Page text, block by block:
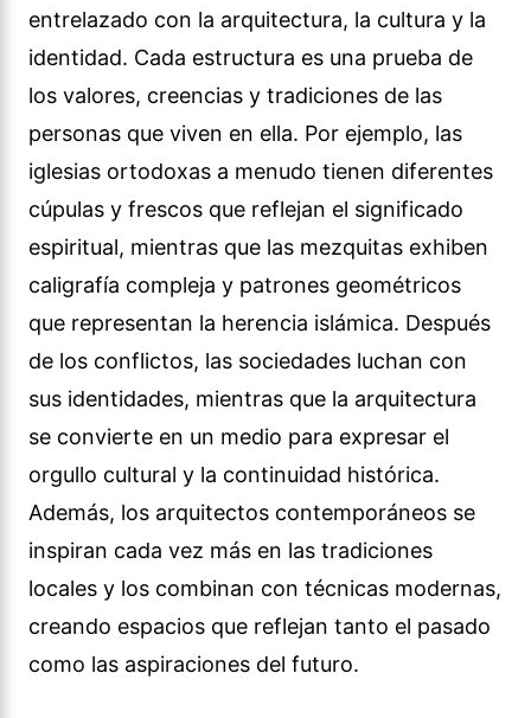
entrelazado con la arquitectura, la cultura y la
identidad. Cada estructura es una prueba de
los valores, creencias y tradiciones de las
personas que viven en ella. Por ejemplo, las
iglesias ortodoxas a menudo tienen diferentes
cúpulas y frescos que reflejan el significado
espiritual, mientras que las mezquitas exhiben
caligrafía compleja y patrones geométricos
que representan la herencia islámica. Después
de los conflictos, las sociedades luchan con
sus identidades, mientras que la arquitectura
se convierte en un medio para expresar el
orgullo cultural y la continuidad histórica.
Además, los arquitectos contemporáneos se
inspiran cada vez más en las tradiciones
locales y los combinan con técnicas modernas,
creando espacios que reflejan tanto el pasado
como las aspiraciones del futuro.